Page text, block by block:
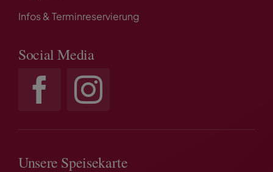
Infos & Terminreservierung
Social Media
Unsere Speisekarte